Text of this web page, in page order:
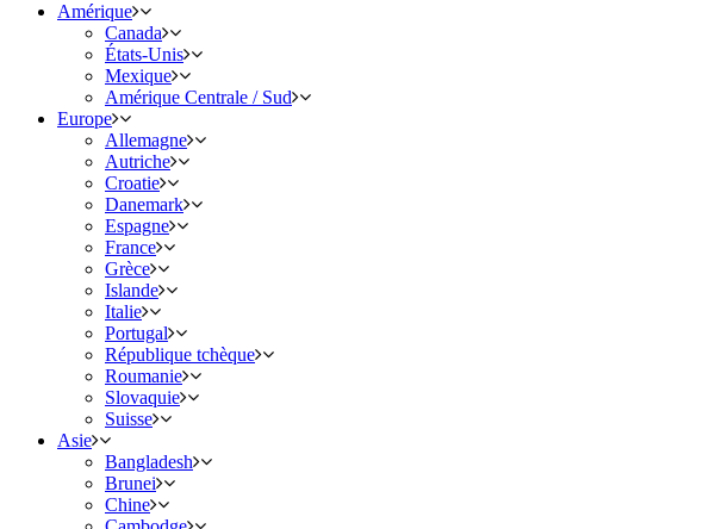
Amérique
Canada
États-Unis
Mexique
Amérique Centrale / Sud
Europe
Allemagne
Autriche
Croatie
Danemark
Espagne
France
Grèce
Islande
Italie
Portugal
République tchèque
Roumanie
Slovaquie
Suisse
Asie
Bangladesh
Brunei
Chine